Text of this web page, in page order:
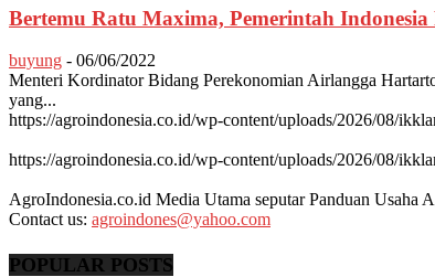
Bertemu Ratu Maxima, Pemerintah
buyung - 06/06/2022
Menteri Kordinator Bidang Perekonomian Airlangga
yang...
https://agroindonesia.co.id/wp-content/uploads/2026/08/
https://agroindonesia.co.id/wp-content/uploads/2026/08/
AgroIndonesia.co.id Media Utama seputar Panduan Usaha
Contact us: agroindones@yahoo.com
POPULAR POSTS